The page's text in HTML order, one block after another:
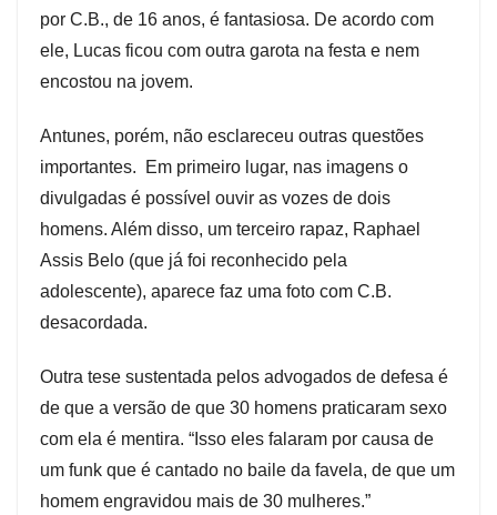
por C.B., de 16 anos, é fantasiosa. De acordo com
ele, Lucas ficou com outra garota na festa e nem
encostou na jovem.
Antunes, porém, não esclareceu outras questões
importantes. Em primeiro lugar, nas imagens o
divulgadas é possível ouvir as vozes de dois
homens. Além disso, um terceiro rapaz, Raphael
Assis Belo (que já foi reconhecido pela
adolescente), aparece faz uma foto com C.B.
desacordada.
Outra tese sustentada pelos advogados de defesa é
de que a versão de que 30 homens praticaram sexo
com ela é mentira. “Isso eles falaram por causa de
um funk que é cantado no baile da favela, de que um
homem engravidou mais de 30 mulheres.”